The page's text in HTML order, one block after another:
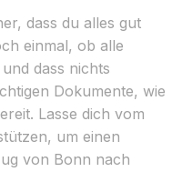
dass du alles gut
einmal, ob alle
dass nichts
Dokumente, wie
Lasse dich vom
um einen
von Bonn nach